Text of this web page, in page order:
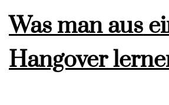
Was man aus
Hangover